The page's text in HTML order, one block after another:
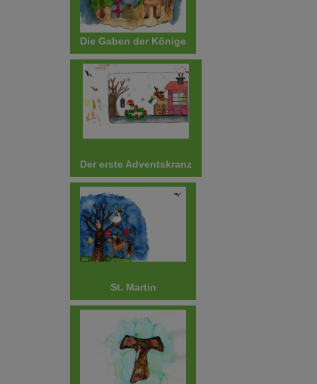
Die Gaben der Könige
Der erste Adventskranz
St. Martin